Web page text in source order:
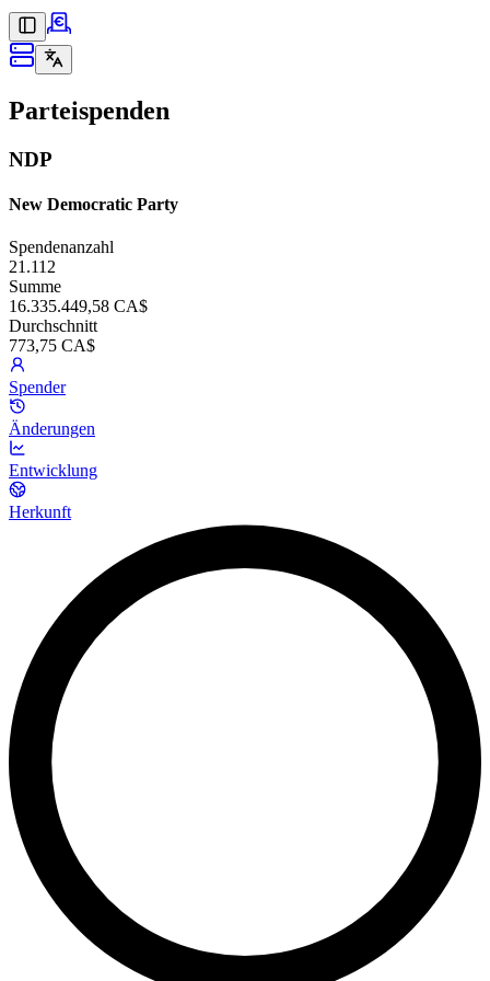
Parteispenden
NDP
New Democratic Party
Spendenanzahl
21.112
Summe
16.335.449,58 CA$
Durchschnitt
773,75 CA$
Spender
Änderungen
Entwicklung
Herkunft